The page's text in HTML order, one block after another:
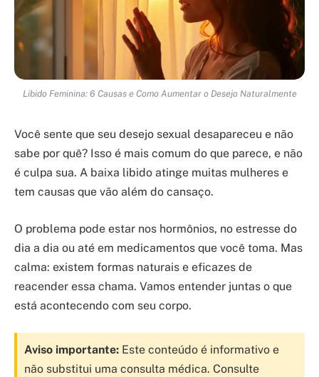
Libido Feminina: 6 Causas e Como Aumentar o Desejo Naturalmente
Você sente que seu desejo sexual desapareceu e não
sabe por quê? Isso é mais comum do que parece, e não
é culpa sua. A baixa libido atinge muitas mulheres e
tem causas que vão além do cansaço.
O problema pode estar nos hormônios, no estresse do
dia a dia ou até em medicamentos que você toma. Mas
calma: existem formas naturais e eficazes de
reacender essa chama. Vamos entender juntas o que
está acontecendo com seu corpo.
Aviso importante: Este conteúdo é informativo e
não substitui uma consulta médica. Consulte